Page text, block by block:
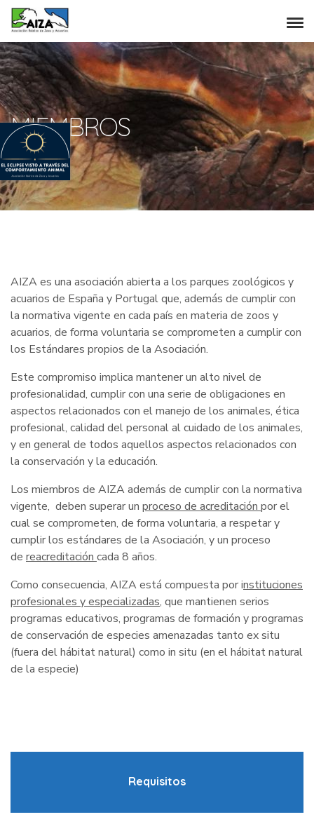
MIEMBROS
AIZA es una asociación abierta a los parques zoológicos y
acuarios de España y Portugal que, además de cumplir con
la normativa vigente en cada país en materia de zoos y
acuarios, de forma voluntaria se comprometen a cumplir con
los Estándares propios de la Asociación.
Este compromiso implica mantener un alto nivel de
profesionalidad, cumplir con una serie de obligaciones en
aspectos relacionados con el manejo de los animales, ética
profesional, calidad del personal al cuidado de los animales,
y en general de todos aquellos aspectos relacionados con
la conservación y la educación.
Los miembros de AIZA además de cumplir con la normativa
vigente, deben superar un proceso de acreditación por el
cual se comprometen, de forma voluntaria, a respetar y
cumplir los estándares de la Asociación, y un proceso
de reacreditación cada 8 años.
Como consecuencia, AIZA está compuesta por instituciones
profesionales y especializadas, que mantienen serios
programas educativos, programas de formación y programas
de conservación de especies amenazadas tanto ex situ
(fuera del hábitat natural) como in situ (en el hábitat natural
de la especie)
Requisitos